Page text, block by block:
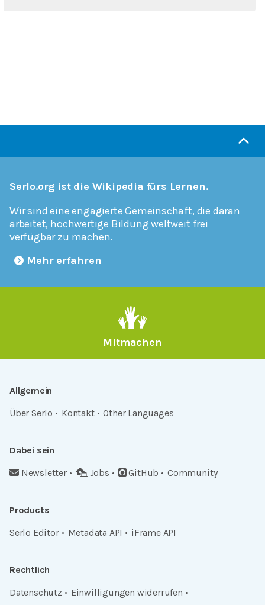
Serlo.org ist die Wikipedia fürs Lernen.
Wir sind eine engagierte Gemeinschaft, die daran
arbeitet, hochwertige Bildung weltweit frei
verfügbar zu machen.
Mehr erfahren
Mitmachen
Allgemein
Über Serlo
Kontakt Other Languages
Dabei sein
Newsletter
Jobs GitHub Community
Products
Serlo Editor
Metadata API iFrame API
Rechtlich
Datenschutz
Einwilligungen widerrufen